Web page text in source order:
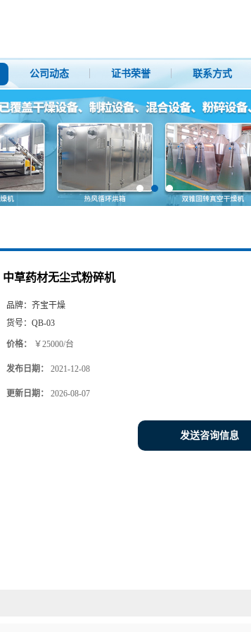
公司动态 证书荣誉 联系方式
中草药材无尘式粉碎机
品牌： 齐宝干燥
货号： QB-03
价格： ￥25000/台
发布日期： 2021-12-08
更新日期： 2026-08-07
发送咨询信息